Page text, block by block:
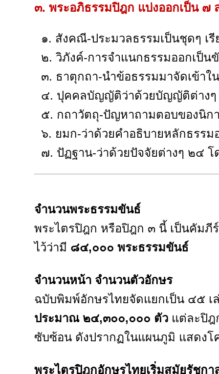
๓. พระอภิธรรมปิฎก แบ่งออกเป็น ๗
๑. สังคณี-ประมวลธรรมเป็นชุดๆ เ
๒. วิภังค์-การจำแนกธรรมออกเป็น
๓. ธาตุกถา-นำข้อธรรมมาจัดเข้าใ
๔. ปุคคลบัญญัติว่าด้วยบัญญัติต่างๆ
๕. กถาวัตถุ-ปัญหาถามตอบของนิก
๖. ยมก-ว่าด้วยคำอธิบายหลักธรรม
๗. ปัฏฐาน-ว่าด้วยปัจจัยต่างๆ ๒๔
จำนวนพระธรรมขันธ์
พระไตรปิฎก หรือปิฎก ๓ นี้ เป็นคัม
ไว้ว่ามี ๘๔,๐๐๐ พระธรรมขันธ์
จำนวนหน้า จำนวนตัวอักษร
ฉบับพิมพ์อักษรไทยจัดแยกเป็น ๔๕
ประมาณ ๒๔,๓๐๐,๐๐๐ ตัว แต่ละปิฎ
ซับซ้อน ดังปรากฏในแผนภูมิ แสดงโ
พระไตรปิฎกอักษรไทยเริ่มสมัยรัชก